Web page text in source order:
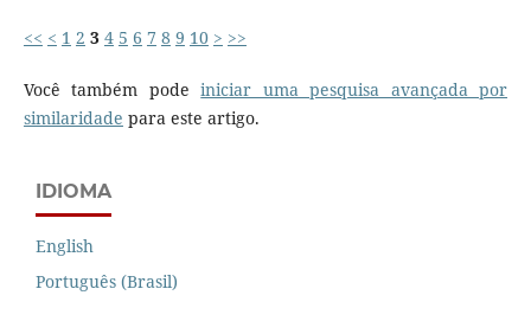
<< < 1 2 3 4 5 6 7 8 9 10 > >>
Você também podeiniciar uma pesquisa avançada por
similaridade para este artigo.
IDIOMA
English
Português (Brasil)